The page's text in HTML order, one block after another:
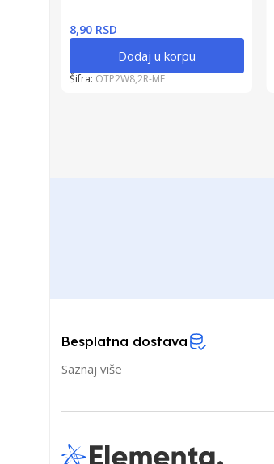
8,90 RSD
Dodaj u korpu
Šifra: OTP2W8,2R-MF
Besplatna dostava
Saznaj više